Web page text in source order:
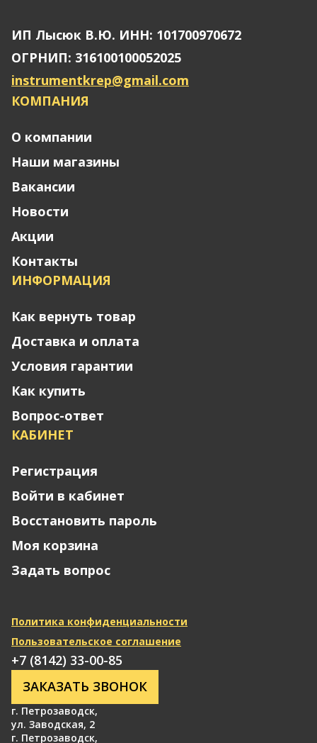
ИП Лысюк В.Ю. ИНН: 101700970672
ОГРНИП: 316100100052025
instrumentkrep@gmail.com
КОМПАНИЯ
О компании
Наши магазины
Вакансии
Новости
Акции
Контакты
ИНФОРМАЦИЯ
Как вернуть товар
Доставка и оплата
Условия гарантии
Как купить
Вопрос-ответ
КАБИНЕТ
Регистрация
Войти в кабинет
Восстановить пароль
Моя корзина
Задать вопрос
Политика конфиденциальности
Пользовательское соглашение
г. Петрозаводск,
ул. Заводская, 2
г. Петрозаводск,
+7 (8142) 33-00-85
ЗАКАЗАТЬ ЗВОНОК